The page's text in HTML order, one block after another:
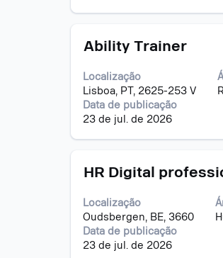
espaço
para
todas
as
informações
dela.
Título
Ability Trainer
Localização
Lisboa, PT, 2625-253 V
Data de publicação
23 de jul. de 2026
Selecione
vaga
com
a
barra
espaço
para
todas
as
informações
dela.
Título
HR Digital
Localização
Oudsbergen, BE, 3660
Data de publicação
23 de jul. de 2026
Selecione
vaga
com
a
barra